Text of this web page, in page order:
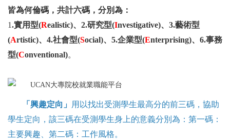
皆為何倫碼 ，共計六碼，分別為：
1.實用型(Realistic)、2.研究型(Investigative)、3.藝術型
(Artistic)、4.社會型(Social)、5.企業型(Enterprising)、6.事務
型(Conventional)。
「興趣定向」 用以找出受測學生最高分的前三碼，協助
學生定向，該三碼在受測學生身上的意義分別為：第一碼：
主要興趣、第二碼：工作風格。